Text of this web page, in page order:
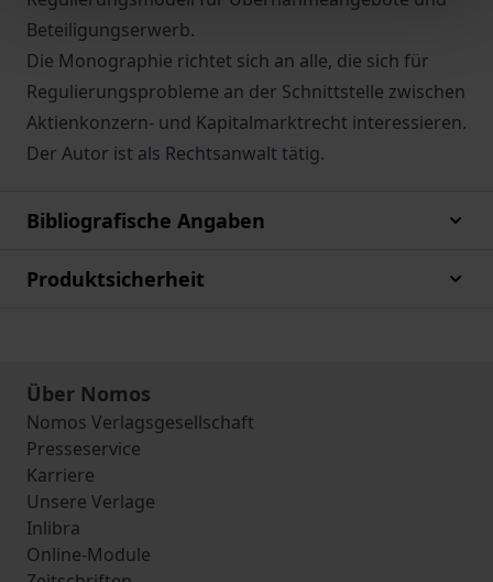
Beteiligungserwerb.
Die Monographie richtet sich an alle, die sich für
Regulierungsprobleme an der Schnittstelle zwischen
Aktienkonzern- und Kapitalmarktrecht interessieren.
Der Autor ist als Rechtsanwalt tätig.
Bibliografische Angaben
Produktsicherheit
Über Nomos
Nomos Verlagsgesellschaft
Presseservice
Karriere
Unsere Verlage
Inlibra
Online-Module